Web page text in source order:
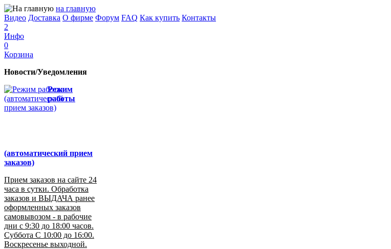
на главную
Видео Доставка О фирме Форум FAQ Как купить Контакты
2
Инфо
0
Корзина
Новости/Уведомления
Режим
работы
(автоматический прием
заказов)
Прием заказов на сайте 24
часа в сутки. Обработка
заказов и ВЫДАЧА ранее
оформленных заказов
самовывозом - в рабочие
дни с 9:30 до 18:00 часов.
Суббота С 10:00 до 16:00.
Воскресенье выходной.